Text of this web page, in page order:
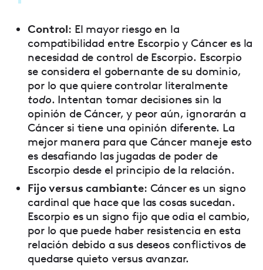
Control: El mayor riesgo en la
compatibilidad entre Escorpio y Cáncer es la
necesidad de control de Escorpio. Escorpio
se considera el gobernante de su dominio,
por lo que quiere controlar literalmente
todo. Intentan tomar decisiones sin la
opinión de Cáncer, y peor aún, ignorarán a
Cáncer si tiene una opinión diferente. La
mejor manera para que Cáncer maneje esto
es desafiando las jugadas de poder de
Escorpio desde el principio de la relación.
Fijo versus cambiante: Cáncer es un signo
cardinal que hace que las cosas sucedan.
Escorpio es un signo fijo que odia el cambio,
por lo que puede haber resistencia en esta
relación debido a sus deseos conflictivos de
quedarse quieto versus avanzar.